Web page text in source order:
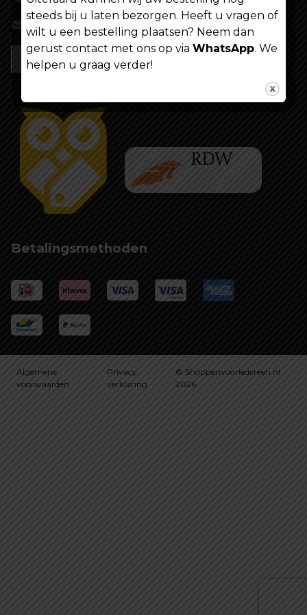
info@shoppenvooriedereen.nl
Betalingsmethoden
Algemene
voorwaarden
Privacy
verklaring
© Shoppenvooriedereen.nl
2026
steeds bij u laten bezorgen. Heeft u vragen of
wilt u een bestelling plaatsen? Neem dan
gerust contact met ons op via WhatsApp. We
helpen u graag verder!